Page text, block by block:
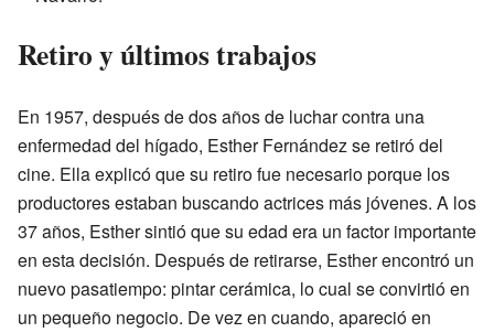
Retiro y últimos trabajos
En 1957, después de dos años de luchar contra una
enfermedad del hígado, Esther Fernández se retiró del
cine. Ella explicó que su retiro fue necesario porque los
productores estaban buscando actrices más jóvenes. A los
37 años, Esther sintió que su edad era un factor importante
en esta decisión. Después de retirarse, Esther encontró un
nuevo pasatiempo: pintar cerámica, lo cual se convirtió en
un pequeño negocio. De vez en cuando, apareció en